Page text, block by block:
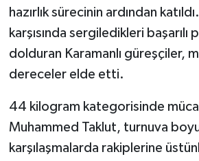
hazırlık sürecinin ardından
karşısında sergiledikleri
dolduran Karamanlı güreşçiler,
dereceler elde etti.
44 kilogram kategorisinde
Muhammed Taklut, turnuva
karşılaşmalarda rakiplerine